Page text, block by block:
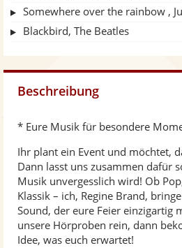
Somewhere over the rainbow ,
Blackbird, The Beatles
Beschreibung
* Eure Musik für besondere
Ihr plant ein Event und möchtet,
Dann lasst uns zusammen dafür
Musik unvergesslich wird! Ob
Klassik – ich, Regine Brand,
Sound, der eure Feier einzigartig
unsere Hörproben rein, dann
Idee, was euch erwartet!